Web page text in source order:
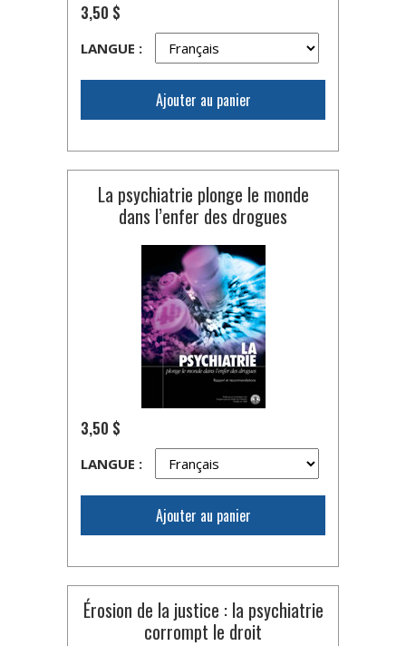
3,50 $
LANGUE :
Ajouter au panier
La psychiatrie plonge le monde
dans l’enfer des drogues
3,50 $
LANGUE :
Ajouter au panier
Érosion de la justice : la psychiatrie
corrompt le droit